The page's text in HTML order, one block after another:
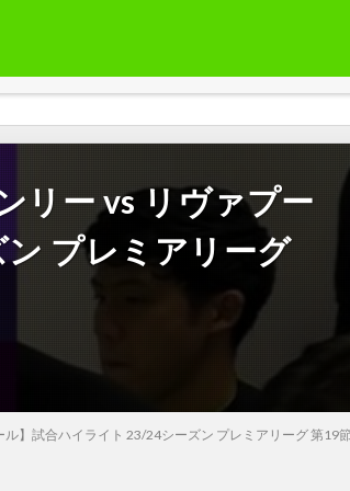
リー vs リヴァプー
プレミアリーグ
ル】試合ハイライト 23/24シーズン プレミアリーグ 第19